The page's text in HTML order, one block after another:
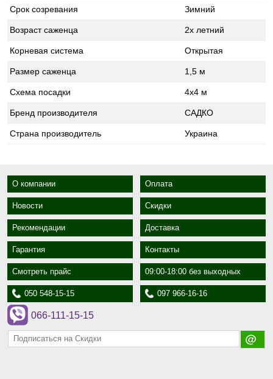
Срок созревания Зимний
Возраст саженца 2х летний
Корневая система Открытая
Размер саженца 1,5 м
Схема посадки 4х4 м
Бренд производителя САДКО
Страна производитель Украина
О компании Оплата
Новости Скидки
Рекомендации Доставка
Гарантия Контакты
Смотреть прайс 09:00-18:00 без выходных
050 548-15-15 097 966-16-16
066-111-15-15